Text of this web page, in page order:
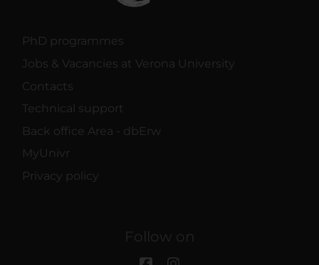
PhD programmes
Jobs & Vacancies at Verona University
Contacts
Technical support
Back office Area - dbErw
MyUnivr
Privacy policy
Follow on